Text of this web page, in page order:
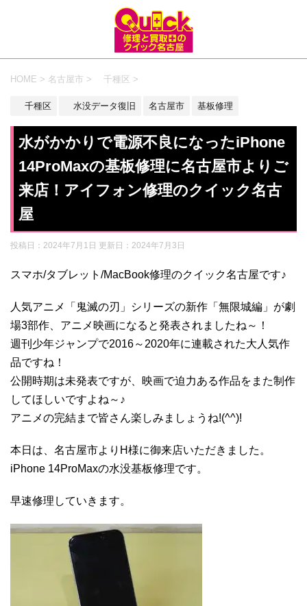
HOME > 名古屋市 > 千種区 >
千種区 水没データ復旧 名古屋市 基板修理
水がかかりで電源不良になったiPhone
14ProMaxの基板修理に名古屋市よりご
来店！アイフォン修理のクイック名古
屋
投稿日：2024年7月1日 更新日： 2024年7月3日
スマホ/タブレット/MacBook修理のクイック名古屋です♪
人気アニメ「鬼滅の刃」シリーズの新作「無限城編」が劇
場3部作、アニメ映画になると発表されましたね～！
週刊少年ジャンプで2016～2020年に連載された大人気作
品ですね！
公開時期は未発表ですが、映画で迫力ある作品をまた制作
してほしいですよね～♪
アニメの完結まで皆さん楽しみましょうね!(^^)!
本日は、名古屋市よりH様に御来店いただきました。
iPhone 14ProMaxの水没基板修理です。
早速修理していきます。